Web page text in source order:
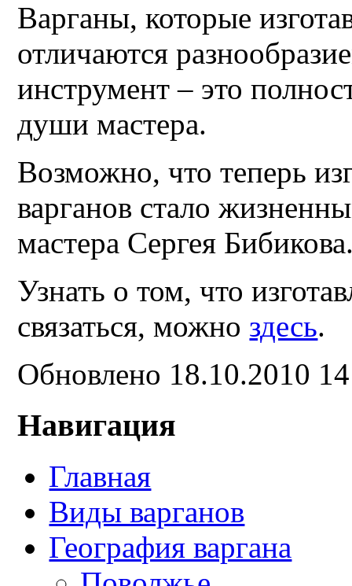
Варганы, которые
отличаются
инструмент – это
души мастера.
Возможно, что теперь
варганов стало
мастера Сергея
Узнать о том, что
связаться, можно здесь.
Обновлено 18.10.2010
Навигация
Главная
Виды варганов
География варгана